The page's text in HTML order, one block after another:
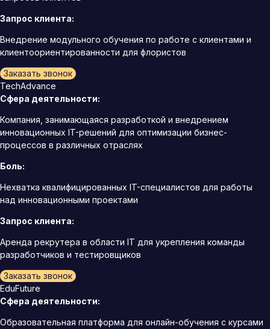
Запрос клиента:
Внедрение модульного обучения по работе с клиентами и
клиентоориентированности для флористов
Заказать звонок
TechAdvance
Сфера деятельности:
Компания, занимающаяся разработкой и внедрением
инновационных IT-решений для оптимизации бизнес-
процессов в различных отраслях
Боль:
Нехватка квалифицированных IT-специалистов для работы
над инновационными проектами
Запрос клиента:
Аренда рекрутера в области IT для укрепления команды
разработчиков и тестировщиков
Заказать звонок
EduFuture
Сфера деятельности:
Образовательная платформа для онлайн-обучения с курсами